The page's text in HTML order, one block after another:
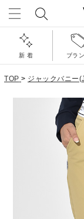
新 着 ブラ
TOP > ジャックバニー